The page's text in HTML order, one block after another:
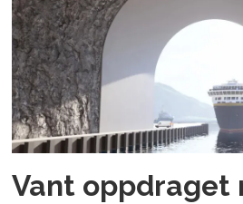
Vant oppdraget